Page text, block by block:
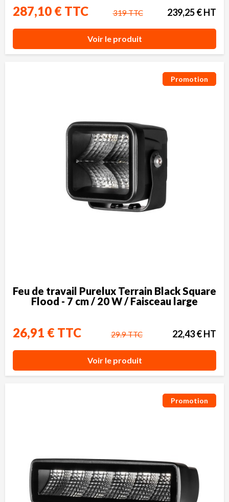
287,10 € TTC 319 TTC 239,25 € HT
Voir le produit
Promotion
Feu de travail Purelux Terrain Black Square
Flood - 7 cm / 20 W / Faisceau large
26,91 € TTC 29.9 TTC 22,43 € HT
Voir le produit
Promotion